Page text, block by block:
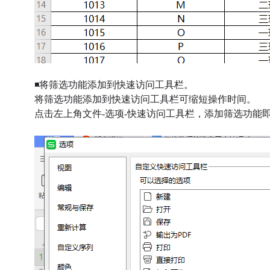
◾将筛选功能添加到快速访问工具栏。
将筛选功能添加到快速访问工具栏可缩短操作时间。
点击左上角文件-选项-快速访问工具栏，添加筛选功能